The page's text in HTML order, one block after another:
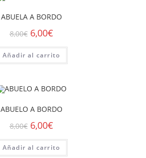
ABUELA A BORDO
8,00€ 6,00€
Añadir al carrito
ABUELO A BORDO
8,00€ 6,00€
Añadir al carrito